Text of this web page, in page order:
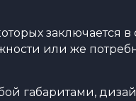
заключается
или же
габаритами,